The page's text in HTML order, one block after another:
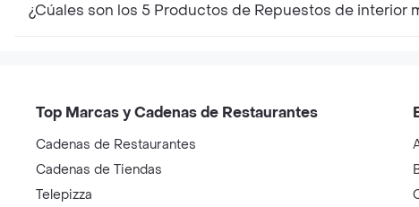
¿Cúales son los 5 Productos de Repuestos de interior
Top Marcas y Cadenas de Restaurantes
Cadenas de Restaurantes
Cadenas de Tiendas
Telepizza